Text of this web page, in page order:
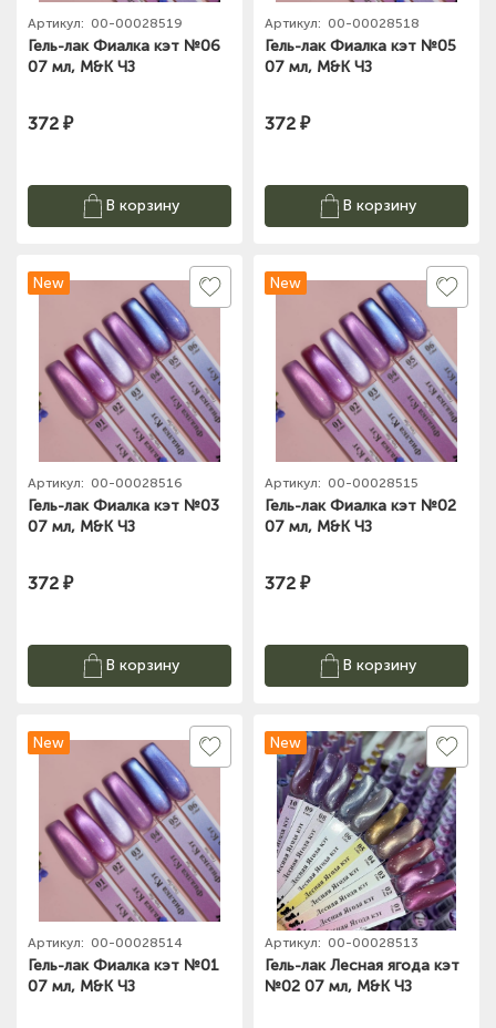
Артикул: 00-00028519
Гель-лак Фиалка кэт №06
07 мл, M&K ЧЗ
372 ₽
В корзину
Артикул: 00-00028518
Гель-лак Фиалка кэт №05
07 мл, M&K ЧЗ
372 ₽
В корзину
New
Артикул: 00-00028516
Гель-лак Фиалка кэт №03
07 мл, M&K ЧЗ
372 ₽
В корзину
New
Артикул: 00-00028515
Гель-лак Фиалка кэт №02
07 мл, M&K ЧЗ
372 ₽
В корзину
New
Артикул: 00-00028514
Гель-лак Фиалка кэт №01
07 мл, M&K ЧЗ
New
Артикул: 00-00028513
Гель-лак Лесная ягода кэт
№02 07 мл, M&K ЧЗ